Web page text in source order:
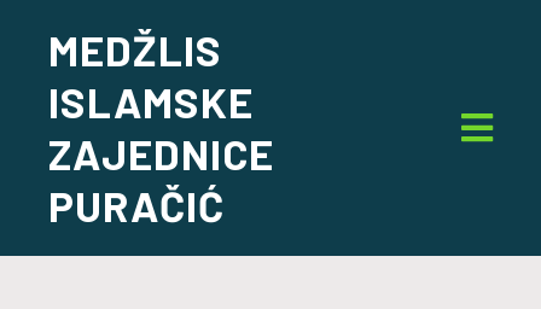
MEDŽLIS
ISLAMSKE
ZAJEDNICE
PURAČIĆ